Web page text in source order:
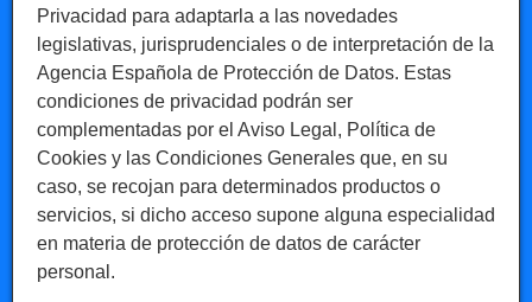
Privacidad para adaptarla a las novedades
legislativas, jurisprudenciales o de interpretación de la
Agencia Española de Protección de Datos. Estas
condiciones de privacidad podrán ser
complementadas por el Aviso Legal, Política de
Cookies y las Condiciones Generales que, en su
caso, se recojan para determinados productos o
servicios, si dicho acceso supone alguna especialidad
en materia de protección de datos de carácter
personal.